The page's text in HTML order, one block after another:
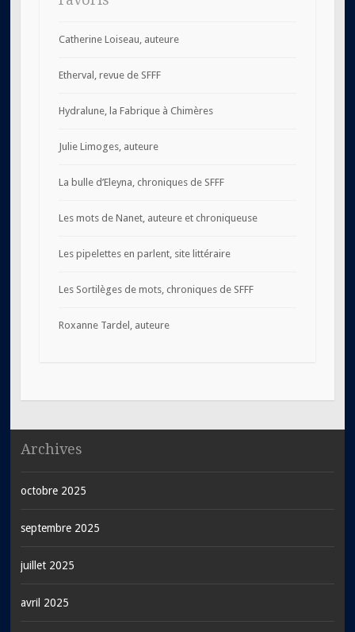
Catherine Loiseau, auteure
Etherval, revue de SFFF
Hydralune, la Fabrique à Chimères
Julie Limoges, auteure
La bulle d’Eleyna, chroniques de SFFF
Les mots de Nanet, auteure et chroniqueuse
Les pipelettes en parlent, site littéraire
Les Sortilèges de mots, chroniques de SFFF
Roxanne Tardel, auteure
Archives
octobre 2025
septembre 2025
juillet 2025
avril 2025